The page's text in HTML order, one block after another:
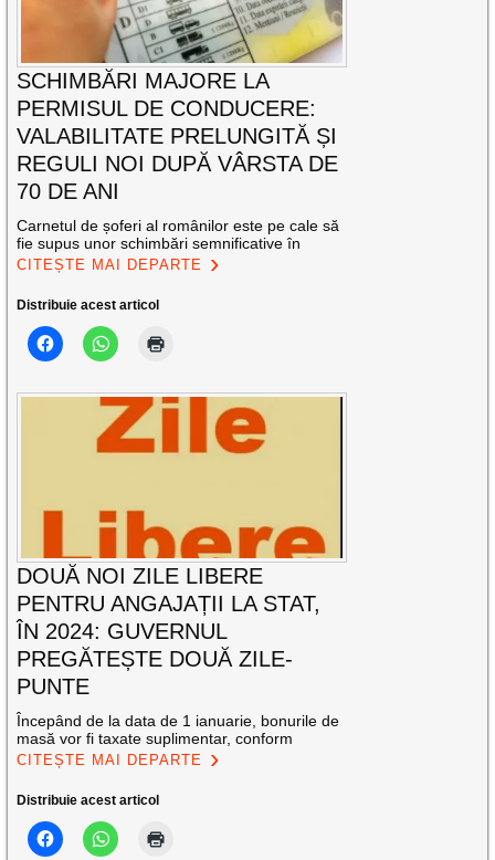
SCHIMBĂRI MAJORE LA
PERMISUL DE CONDUCERE:
VALABILITATE PRELUNGITĂ ȘI
REGULI NOI DUPĂ VÂRSTA DE
70 DE ANI
Carnetul de șoferi al românilor este pe cale să
fie supus unor schimbări semnificative în
CITEȘTE MAI DEPARTE
Distribuie acest articol
DOUĂ NOI ZILE LIBERE
PENTRU ANGAJAȚII LA STAT,
ÎN 2024: GUVERNUL
PREGĂTEȘTE DOUĂ ZILE-
PUNTE
Începând de la data de 1 ianuarie, bonurile de
masă vor fi taxate suplimentar, conform
CITEȘTE MAI DEPARTE
Distribuie acest articol